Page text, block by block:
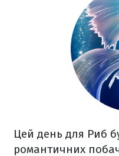
Цей день для Риб
романтичних